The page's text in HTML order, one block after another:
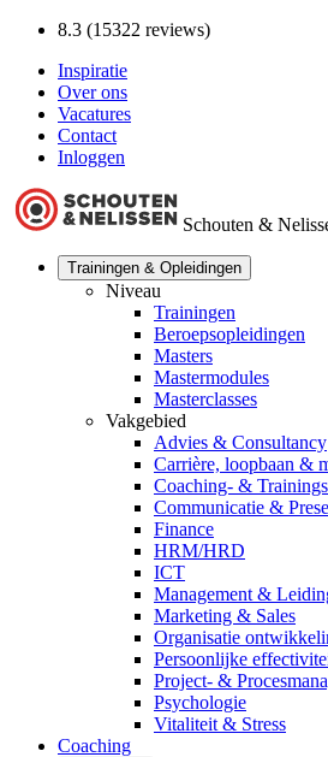
8.3 (15322 reviews)
Inspiratie
Over ons
Vacatures
Contact
Inloggen
Schouten &
Trainingen & Opleidingen
Niveau
Trainingen
Beroepsopleidingen
Masters
Mastermodules
Masterclasses
Vakgebied
Advies & Consultancy
Carrière, loopbaan &
Coaching- &
Communicatie &
Finance
HRM/HRD
ICT
Management &
Marketing & Sales
Organisatie
Persoonlijke
Project- &
Psychologie
Vitaliteit & Stress
Coaching